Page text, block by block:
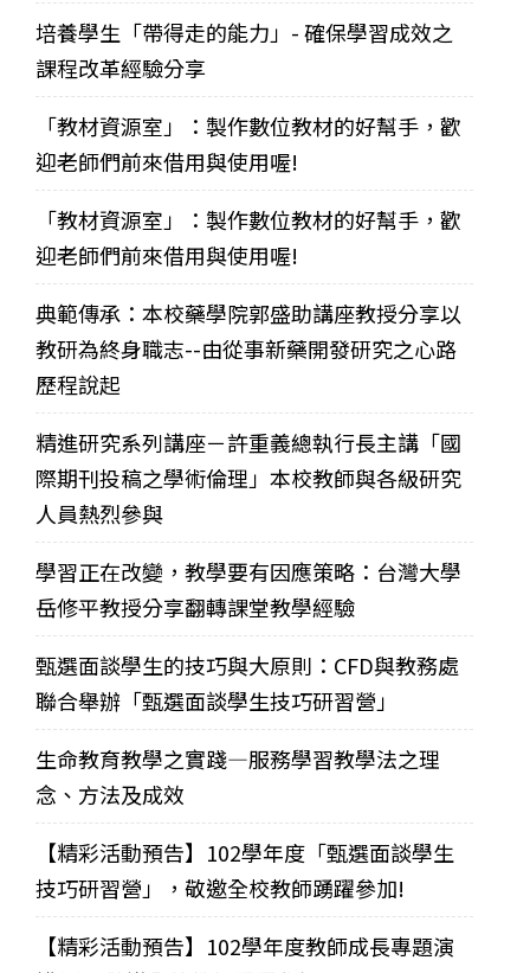
培養學生「帶得走的能力」- 確保學習成效之
課程改革經驗分享
「教材資源室」：製作數位教材的好幫手，歡
迎老師們前來借用與使用喔!
「教材資源室」：製作數位教材的好幫手，歡
迎老師們前來借用與使用喔!
典範傳承：本校藥學院郭盛助講座教授分享以
教研為終身職志--由從事新藥開發研究之心路
歷程說起
精進研究系列講座－許重義總執行長主講「國
際期刊投稿之學術倫理」本校教師與各級研究
人員熱烈參與
學習正在改變，教學要有因應策略：台灣大學
岳修平教授分享翻轉課堂教學經驗
甄選面談學生的技巧與大原則：CFD與教務處
聯合舉辦「甄選面談學生技巧研習營」
生命教育教學之實踐—服務學習教學法之理
念、方法及成效
【精彩活動預告】102學年度「甄選面談學生
技巧研習營」，敬邀全校教師踴躍參加!
【精彩活動預告】102學年度教師成長專題演